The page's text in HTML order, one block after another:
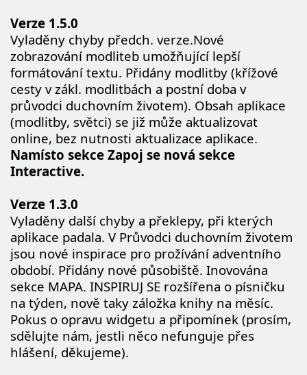
Verze 1.5.0
Vyladěny chyby předch. verze.Nové
zobrazování modliteb umožňující lepší
formátování textu. Přidány modlitby (křížové
cesty v zákl. modlitbách a postní doba v
průvodci duchovním životem). Obsah aplikace
(modlitby, světci) se již může aktualizovat
online, bez nutnosti aktualizace aplikace.
Namísto sekce Zapoj se nová sekce
Interactive.
Verze 1.3.0
Vyladěny další chyby a překlepy, při kterých
aplikace padala. V Průvodci duchovním životem
jsou nové inspirace pro prožívání adventního
období. Přidány nové působiště. Inovována
sekce MAPA. INSPIRUJ SE rozšířena o písničku
na týden, nově taky záložka knihy na měsíc.
Pokus o opravu widgetu a připomínek (prosím,
sdělujte nám, jestli něco nefunguje přes
hlášení, děkujeme).